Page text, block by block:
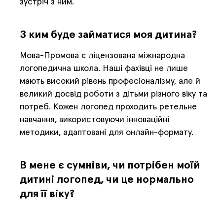
зустріч з ним.
З ким буде займатися моя дитина?
Мова-Промова є ліцензована міжнародна
логопедична школа. Наші фахівці не лише
мають високий рівень професіоналізму, але й
великий досвід роботи з дітьми різного віку та
потреб. Кожен логопед проходить ретельне
навчання, використовуючи інноваційні
методики, адаптовані для онлайн-формату.
В мене є сумніви, чи потрібен моїй
дитині логопед, чи це нормально
для її віку?